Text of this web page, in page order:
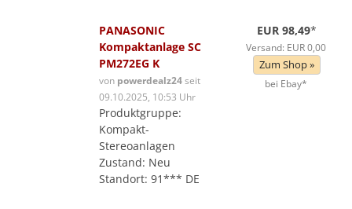
PANASONIC
Kompaktanlage SC
PM272EG K
von powerdealz24seit
09.10.2025, 10:53 Uhr
Produktgruppe:
Kompakt-
Stereoanlagen
Zustand: Neu
Standort: 91*** DE
EUR 98,49*
Versand: EUR 0,00
Zum Shop »
bei Ebay*